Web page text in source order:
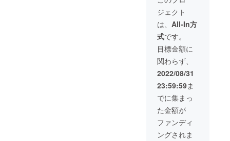
日時の
回を選
択下さ
い。 ※
チケッ
トは当
日会場
にて引
き換え
とさせ
て頂き
ます。
※VIP席
は画像
に記載
のセン
ターエ
ンフ
レット
のスペ
シャル
サンク
ス欄に
クレ
ジット
を掲
載、第1
回公演
『人生
参観』
のチ
ケット
(VIP席)
を2枚ご
ジェクト
は、 All-In方
式です。
目標金額に
関わらず、
2022/08/31
23:59:59ま
でに集まっ
た金額が
ファンディ
ングされま